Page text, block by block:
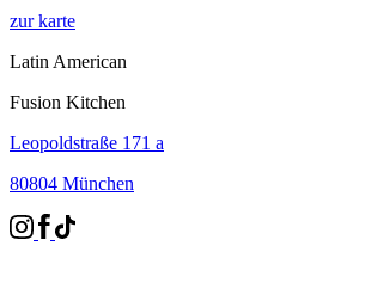
zur karte
Latin American
Fusion Kitchen
Leopoldstraße 171 a
80804 München